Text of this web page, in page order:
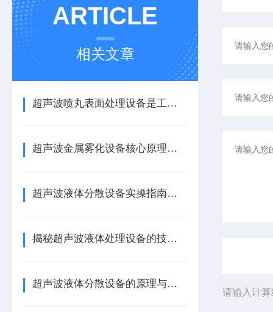
ARTICLE
相关文章
超声波喷丸表面处理设备是工艺与应用介绍
超声波金属雾化设备核心原理与应用场景
超声波液体分散设备实操指南：细节把控与工艺优化
揭秘超声波液体处理设备的技术奥秘
超声波液体分散设备的原理与应用解析
请输入计